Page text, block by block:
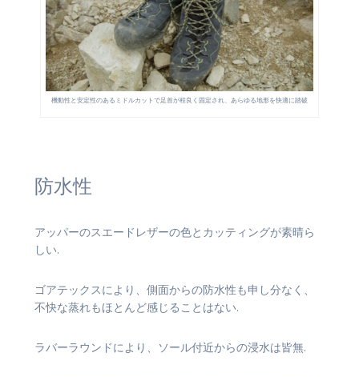
機動性と安定性のあるミドルカットで足首が程良く固定され、あらゆる地形を快適に踏破
防水性
アッパーのスエードレザーの色とカッティングが素晴ら
しい.
ゴアテックスにより、側面からの防水性も申し分なく、
不快な蒸れもほとんど感じることはない.
ラバーラウンドにより、ソール付近からの浸水は皆無.